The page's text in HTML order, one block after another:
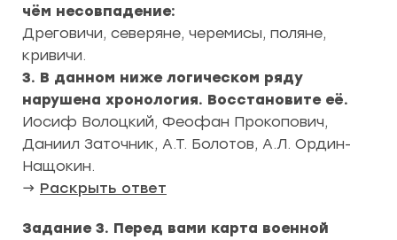
чём несовпадение:
Дреговичи, северяне, черемисы, поляне,
кривичи.
3. В данном ниже логическом ряду
нарушена хронология. Восстановите её.
Иосиф Волоцкий, Феофан Прокопович,
Даниил Заточник, А.Т. Болотов, А.Л. Ордин-
Нащокин.
→ Раскрыть ответ
Задание 3. Перед вами карта военной